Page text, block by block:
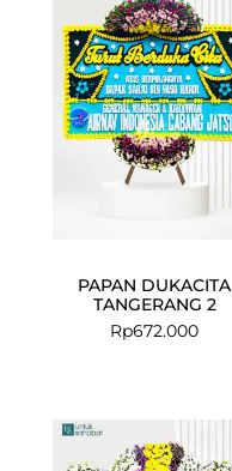
PAPAN DUKACITA
TANGERANG 2
Rp672.000